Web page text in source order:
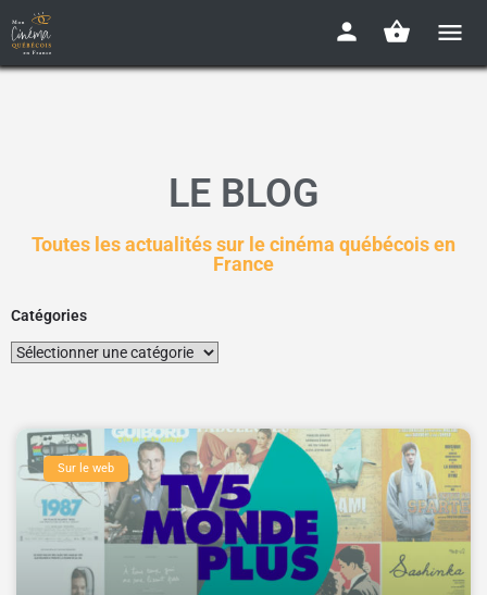
LE BLOG
Toutes les actualités sur le cinéma québécois en
France
Catégories
Sur le web